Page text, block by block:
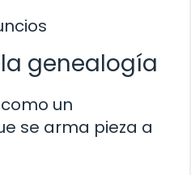
genealogía
un
se arma pieza a